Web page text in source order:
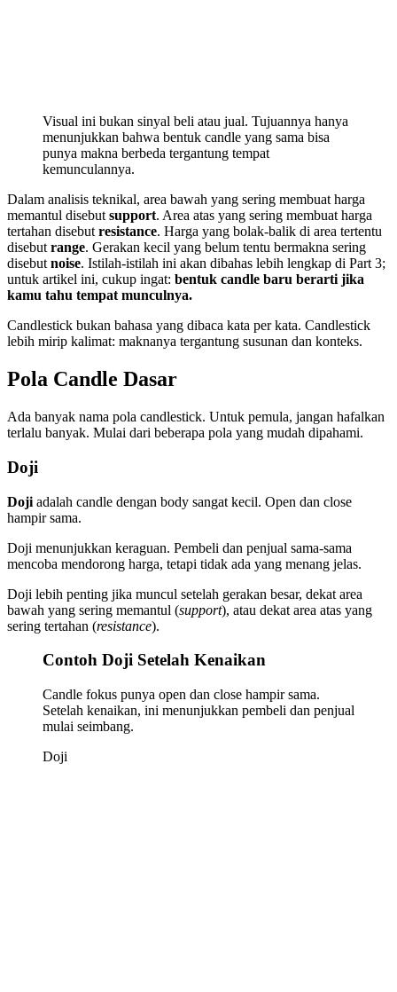
Visual ini bukan sinyal beli atau jual. Tujuannya hanya
menunjukkan bahwa bentuk candle yang sama bisa
punya makna berbeda tergantung tempat
kemunculannya.
Dalam analisis teknikal, area bawah yang sering membuat harga
memantul disebutsupport. Area atas yang sering membuat harga
tertahan disebutresistance. Harga yang bolak-balik di area tertentu
disebutrange. Gerakan kecil yang belum tentu bermakna sering
disebutnoise. Istilah-istilah ini akan dibahas lebih lengkap di Part 3;
untuk artikel ini, cukup ingat: bentuk candle baru berarti jika
kamu tahu tempat munculnya.
Candlestick bukan bahasa yang dibaca kata per kata. Candlestick
lebih mirip kalimat: maknanya tergantung susunan dan konteks.
Pola Candle Dasar
Ada banyak nama pola candlestick. Untuk pemula, jangan hafalkan
terlalu banyak. Mulai dari beberapa pola yang mudah dipahami.
Doji
Doji adalah candle dengan body sangat kecil. Open dan close
hampir sama.
Doji menunjukkan keraguan. Pembeli dan penjual sama-sama
mencoba mendorong harga, tetapi tidak ada yang menang jelas.
Doji lebih penting jika muncul setelah gerakan besar, dekat area
bawah yang sering memantul (support), atau dekat area atas yang
sering tertahan (resistance).
Contoh Doji Setelah Kenaikan
Candle fokus punya open dan close hampir sama.
Setelah kenaikan, ini menunjukkan pembeli dan penjual
mulai seimbang.
Doji